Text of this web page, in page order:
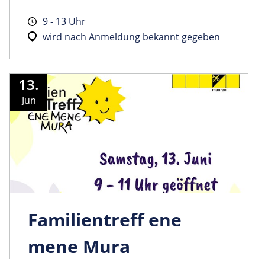
9 - 13 Uhr
wird nach Anmeldung bekannt gegeben
13.
Jun
Familientreff ene
mene Mura